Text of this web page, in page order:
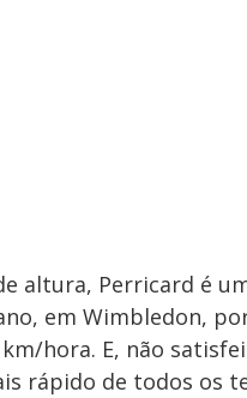
altura, Perricard é
em Wimbledon,
hora. E, não
rápido de todos os